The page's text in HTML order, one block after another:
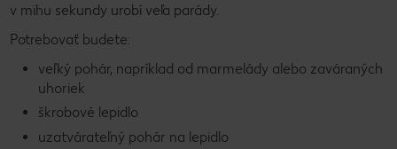
v mihu sekundy urobí veľa parády.
Potrebovať budete:
veľký pohár, napríklad od marmelády alebo zaváraných
uhoriek
škrobové lepidlo
uzatvárateľný pohár na lepidlo